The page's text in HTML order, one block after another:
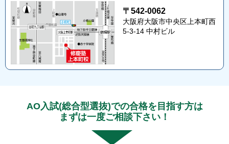
〒542-0062
大阪府大阪市中央区上本町西
5-3-14 中村ビル
AO入試(総合型選抜)での合格を目指す方は
まずは一度ご相談下さい！